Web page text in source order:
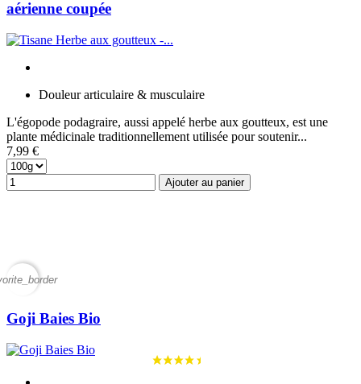
aérienne coupée
Douleur articulaire & musculaire
L'égopode podagraire, aussi appelé herbe aux goutteux, est une
plante médicinale traditionnellement utilisée pour soutenir...
7,99 €
Ajouter au panier
Goji Baies Bio